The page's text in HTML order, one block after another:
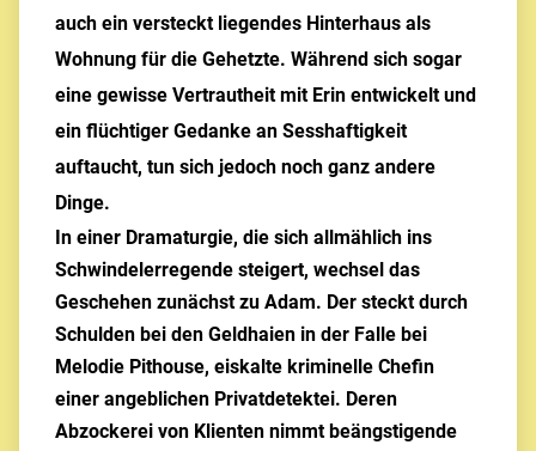
auch ein versteckt liegendes Hinterhaus als
Wohnung für die Gehetzte. Während sich sogar
eine gewisse Vertrautheit mit Erin entwickelt und
ein flüchtiger Gedanke an Sesshaftigkeit
auftaucht, tun sich jedoch noch ganz andere
Dinge.
In einer Dramaturgie, die sich allmählich ins
Schwindelerregende steigert, wechsel das
Geschehen zunächst zu Adam. Der steckt durch
Schulden bei den Geldhaien in der Falle bei
Melodie Pithouse, eiskalte kriminelle Chefin
einer angeblichen Privatdetektei. Deren
Abzockerei von Klienten nimmt beängstigende